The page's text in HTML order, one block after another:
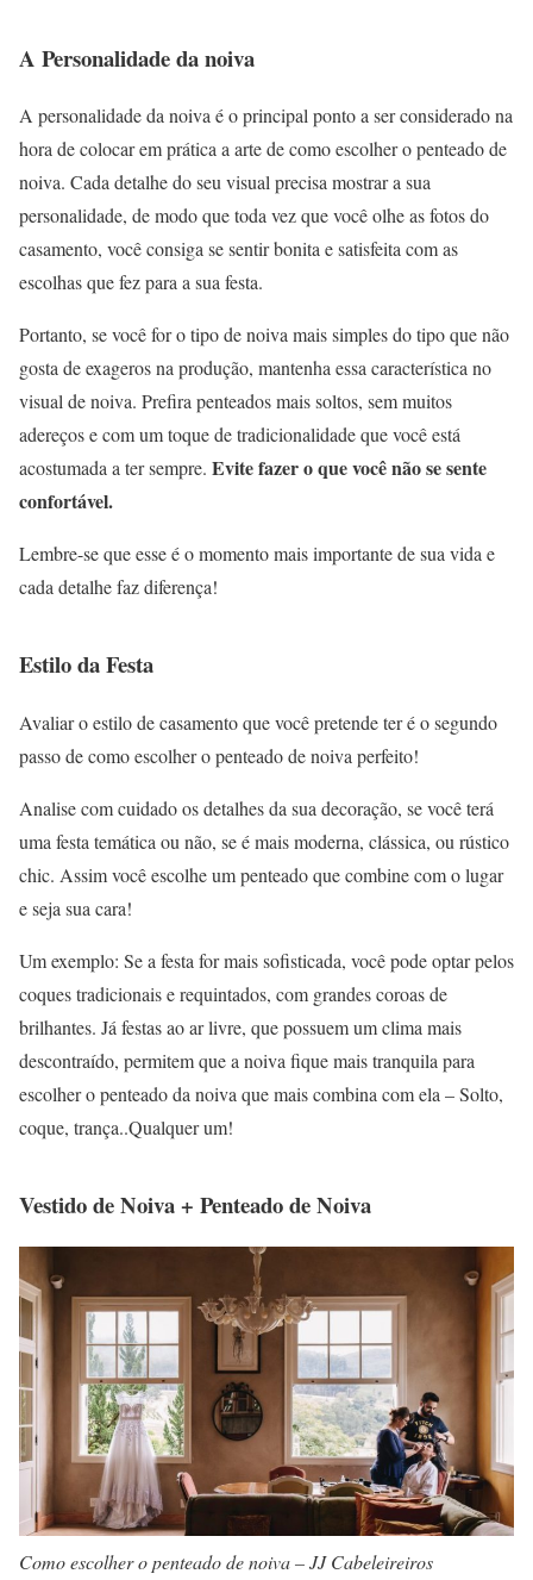
A Personalidade da noiva
A personalidade da noiva é o principal ponto a ser considerado na
hora de colocar em prática a arte de como escolher o penteado de
noiva. Cada detalhe do seu visual precisa mostrar a sua
personalidade, de modo que toda vez que você olhe as fotos do
casamento, você consiga se sentir bonita e satisfeita com as
escolhas que fez para a sua festa.
Portanto, se você for o tipo de noiva mais simples do tipo que não
gosta de exageros na produção, mantenha essa característica no
visual de noiva. Prefira penteados mais soltos, sem muitos
adereços e com um toque de tradicionalidade que você está
acostumada a ter sempre. Evite fazer o que você não se sente
confortável.
Lembre-se que esse é o momento mais importante de sua vida e
cada detalhe faz diferença!
Estilo da Festa
Avaliar o estilo de casamento que você pretende ter é o segundo
passo de como escolher o penteado de noiva perfeito!
Analise com cuidado os detalhes da sua decoração, se você terá
uma festa temática ou não, se é mais moderna, clássica, ou rústico
chic. Assim você escolhe um penteado que combine com o lugar
e seja sua cara!
Um exemplo: Se a festa for mais sofisticada, você pode optar pelos
coques tradicionais e requintados, com grandes coroas de
brilhantes. Já festas ao ar livre, que possuem um clima mais
descontraído, permitem que a noiva fique mais tranquila para
escolher o penteado da noiva que mais combina com ela – Solto,
coque, trança..Qualquer um!
Vestido de Noiva + Penteado de Noiva
Como escolher o penteado de noiva – JJ Cabeleireiros